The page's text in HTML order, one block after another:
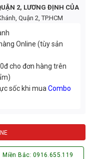
2, LƯƠNG ĐỊNH CỦA
Quận 2, TP.HCM
Online (tùy sản
cho đơn hàng trên
sốc khi muaCombo
Miền Bắc: 0916.655.119